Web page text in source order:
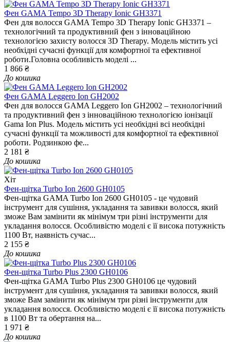
Фен GAMA Tempo 3D Therapy Ionic GH3371
Фен для волосся GAMA Tempo 3D Therapy Ionic GH3371 –
технологічний та продуктивний фен з інноваційною
технологією захисту волосся 3D Therapy. Модель містить усі
необхідні сучасні функції для комфортної та ефективної
роботи.Головна особливість моделі ...
1 866 ₴
До кошика
Фен GAMA Leggero Ion GH2002
Фен для волосся GAMA Leggero Ion GH2002 – технологічний
та продуктивний фен з інноваційною технологією іонізації
Gama Ion Plus. Модель містить усі необхідні всі необхідні
сучасні функції та можливості для комфортної та ефективної
роботи. Родзинкою фе...
2 181 ₴
До кошика
Хіт
Фен-щітка Turbo Ion 2600 GH0105
Фен-щітка GAMA Turbo Ion 2600 GH0105 - це чудовий
інструмент для сушіння, укладання та завивки волосся, який
зможе Вам замінити як мінімум три різні інструменти для
укладання волосся. Особливістю моделі є її висока потужність
1100 Вт, наявність сучас...
2 155 ₴
До кошика
Фен-щітка Turbo Plus 2300 GH0106
Фен-щітка GAMA Turbo Plus 2300 GH0106 це чудовий
інструмент для сушіння, укладання та завивки волосся, який
зможе Вам замінити як мінімум три різні інструменти для
укладання волосся. Особливістю моделі є її висока потужність
в 1100 Вт та обертання на...
1 971 ₴
До кошика